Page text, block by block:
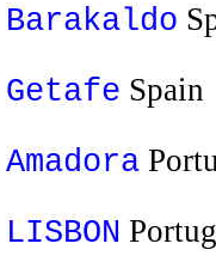
Barakaldo
Getafe Spain
Amadora
LISBON